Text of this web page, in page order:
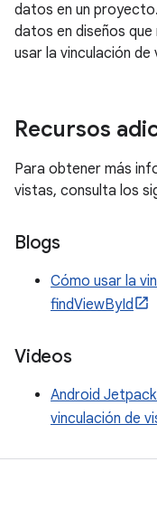
datos en un
datos en diseños
usar la vinculación
Recursos
Para obtener más
vistas, consulta los
Blogs
Cómo usar la
findViewById
Videos
Android
vinculación de